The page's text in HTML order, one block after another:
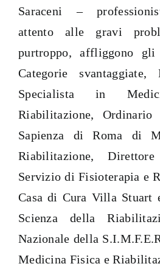
Saraceni –
attento alle gravi
purtroppo, affliggono gli
Categorie svantaggiate,
Specialista in
Riabilitazione, Ordinario
Sapienza di Roma di
Riabilitazione,
Servizio di Fisioterapia e
Casa di Cura Villa Stuart
Scienza della
Nazionale della
Medicina Fisica e